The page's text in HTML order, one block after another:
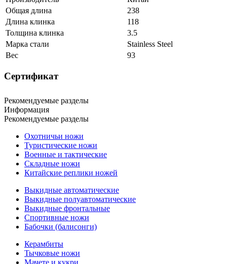
Общая длина
238
Длина клинка
118
Толщина клинка
3.5
Марка стали
Stainless Steel
Вес
93
Сертификат
Рекомендуемые разделы
Информация
Рекомендуемые разделы
Охотничьи ножи
Туристические ножи
Военные и тактические
Складные ножи
Китайские реплики ножей
Выкидные автоматические
Выкидные полуавтоматические
Выкидные фронтальные
Спортивные ножи
Бабочки (балисонги)
Керамбиты
Тычковые ножи